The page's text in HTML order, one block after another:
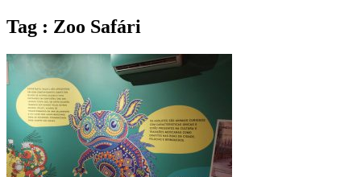
Tag : Zoo Safári